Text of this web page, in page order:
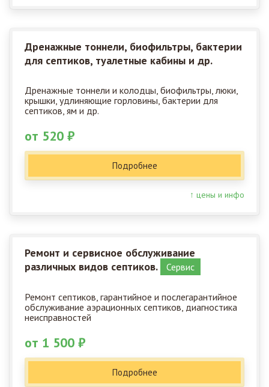
Дренажные тоннели, биофильтры, бактерии
для септиков, туалетные кабины и др.
Дренажные тоннели и колодцы, биофильтры, люки,
крышки, удлиняющие горловины, бактерии для
септиков, ям и др.
от 520 ₽
Подробнее
↑ цены и инфо
Ремонт и сервисное обслуживание
различных видов септиков.
Сервис
Ремонт септиков, гарантийное и послегарантийное
обслуживание аэрационных септиков, диагностика
неисправностей
от 1 500 ₽
Подробнее